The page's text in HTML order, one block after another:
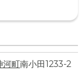
河町南小田1233-2